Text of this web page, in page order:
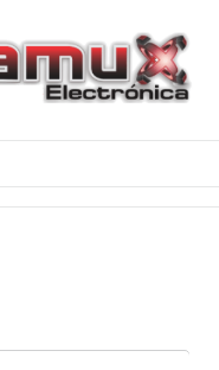
& TECNOLOGIA
para Integrados